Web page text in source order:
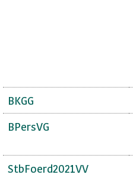
BKGG
BPersVG
StbFoerd2021VV